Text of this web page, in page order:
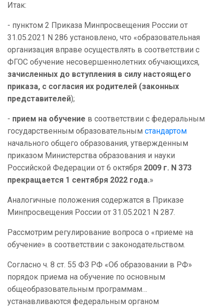
Итак:
- пунктом 2 Приказа Минпросвещения России от
31.05.2021 N 286 установлено, что «образовательная
организация вправе осуществлять в соответствии с
ФГОС обучение несовершеннолетних обучающихся,
зачисленных до вступления в силу настоящего
приказа, с согласия их родителей (законных
представителей);
- прием на обучение в соответствии с федеральным
государственным образовательным стандартом
начального общего образования, утвержденным
приказом Министерства образования и науки
Российской Федерации от 6 октября 2009 г. N 373
прекращается 1 сентября 2022 года.»
Аналогичные положения содержатся в Приказе
Минпросвещения России от 31.05.2021 N 287.
Рассмотрим регулирование вопроса о «приеме на
обучение» в соответствии с законодательством.
Согласно ч. 8 ст. 55 ФЗ РФ «Об образовании в РФ»
порядок приема на обучение по основным
общеобразовательным программам…
устанавливаются федеральным органом